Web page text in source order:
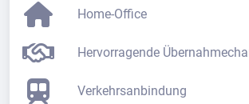
Home-Office
Hervorragende
Verkehrsanbindung